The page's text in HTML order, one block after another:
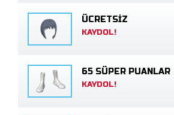
ÜCRETSİZ
KAYDOL!
65 SÜPER PUANLAR
KAYDOL!